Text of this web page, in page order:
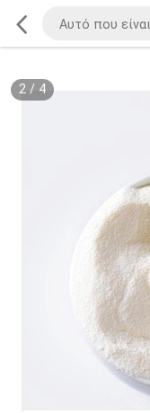
2/ 4